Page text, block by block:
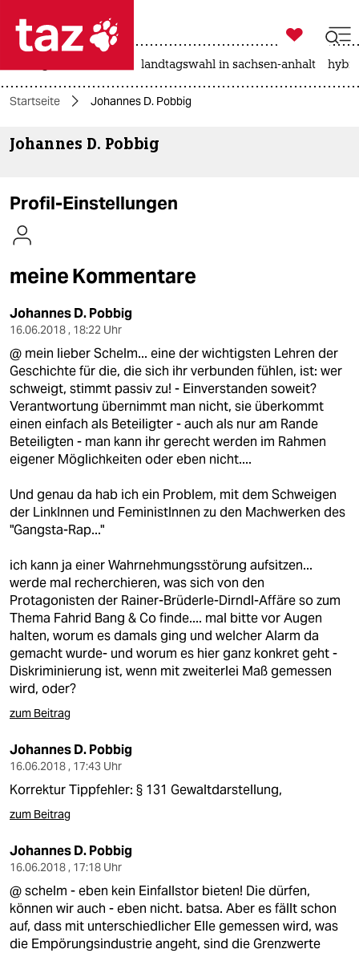
 taz zahl ich
taz zahl ich
themen
kultur
sport
berlin
nord
wahrheit
verlag
verlag
veranstaltungen
shop
fragen & hilfe
unterstützen
abo
genossenschaft
epaper login

taz zahl ich
landtagswahl in sachsen-anhalt
Startseite Johannes D. Pobbig
Johannes D. Pobbig
Profil-Einstellungen
meine Kommentare
Johannes D. Pobbig
16.06.2018 , 18:22 Uhr
@ mein lieber Schelm... eine der wichtigsten Lehren der
Geschichte für die, die sich ihr verbunden fühlen, ist: wer
schweigt, stimmt passiv zu! - Einverstanden soweit?
Verantwortung übernimmt man nicht, sie überkommt
einen einfach als Beteiligter - auch als nur am Rande
Beteiligten - man kann ihr gerecht werden im Rahmen
eigener Möglichkeiten oder eben nicht....
Und genau da hab ich ein Problem, mit dem Schweigen
der LinkInnen und FeministInnen zu den Machwerken des
"Gangsta-Rap..."
ich kann ja einer Wahrnehmungsstörung aufsitzen...
werde mal recherchieren, was sich von den
Protagonisten der Rainer-Brüderle-Dirndl-Affäre so zum
Thema Fahrid Bang & Co finde.... mal bitte vor Augen
halten, worum es damals ging und welcher Alarm da
gemacht wurde- und worum es hier ganz konkret geht -
Diskriminierung ist, wenn mit zweiterlei Maß gemessen
wird, oder?
zum Beitrag
Johannes D. Pobbig
16.06.2018 , 17:43 Uhr
Korrektur Tippfehler: § 131 Gewaltdarstellung,
zum Beitrag
Johannes D. Pobbig
16.06.2018 , 17:18 Uhr
@ schelm - eben kein Einfallstor bieten! Die dürfen,
können wir auch - eben nicht. batsa. Aber es fällt schon
auf, dass mit unterschiedlicher Elle gemessen wird, was
die Empörungsindustrie angeht, sind die Grenzwerte